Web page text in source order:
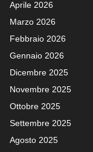
Aprile 2026
Marzo 2026
Febbraio 2026
Gennaio 2026
Dicembre 2025
Novembre 2025
Ottobre 2025
Settembre 2025
Agosto 2025